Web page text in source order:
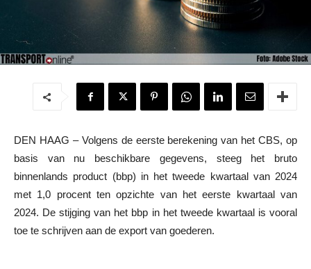
DEN HAAG – Volgens de eerste berekening van het CBS, op
basis van nu beschikbare gegevens, steeg het bruto
binnenlands product (bbp) in het tweede kwartaal van 2024
met 1,0 procent ten opzichte van het eerste kwartaal van
2024. De stijging van het bbp in het tweede kwartaal is vooral
toe te schrijven aan de export van goederen.